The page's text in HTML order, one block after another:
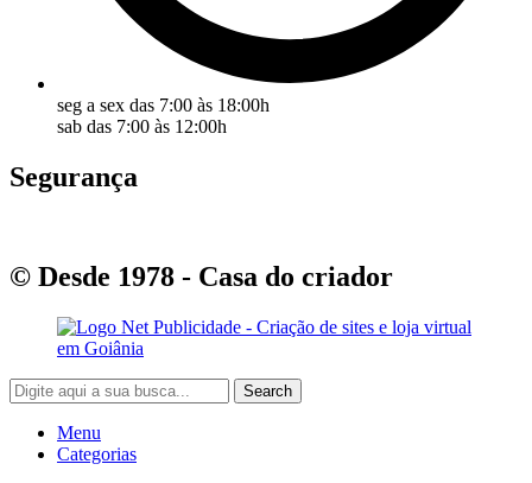
seg a sex das 7:00 às 18:00h
sab das 7:00 às 12:00h
Segurança
© Desde 1978 - Casa do criador
Search
Menu
Categorias